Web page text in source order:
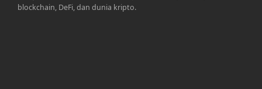
blockchain, DeFi, dan dunia kripto.